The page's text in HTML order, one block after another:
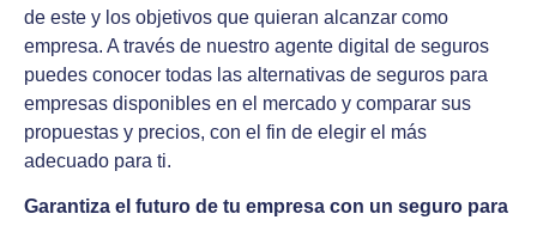
de este y los objetivos que quieran alcanzar como
empresa. A través de nuestro agente digital de seguros
puedes conocer todas las alternativas de seguros para
empresas disponibles en el mercado y comparar sus
propuestas y precios, con el fin de elegir el más
adecuado para ti.
Garantiza el futuro de tu empresa con un seguro para